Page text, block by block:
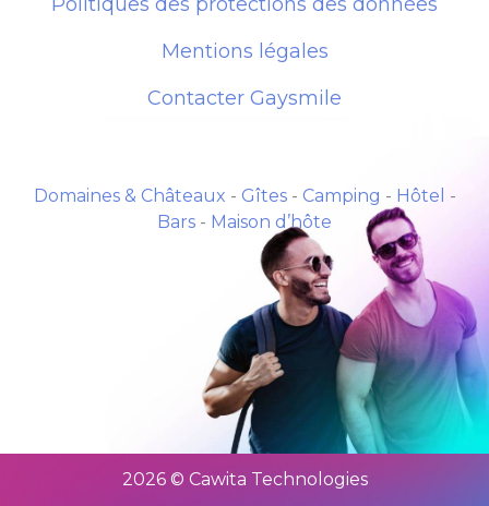
Mentions légales
Contacter Gaysmile
Domaines & Châteaux - Gîtes- Camping - Hôtel -
Bars - Maison d’hôte
2026 © Cawita Technologies